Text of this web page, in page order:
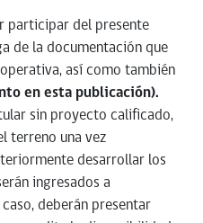
participar del presente
de la documentación que
así como también
en esta publicación).
sin proyecto calificado,
terreno una vez
desarrollar los
ingresados a
caso, deberán presentar